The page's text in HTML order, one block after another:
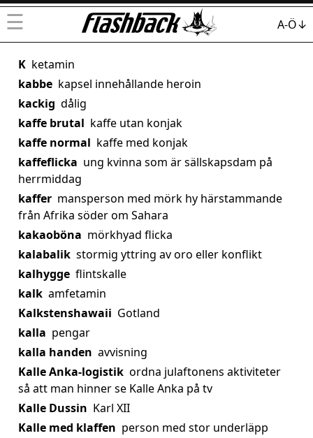
☰ A-Ö↓
K ketamin
kabbe kapsel innehållande heroin
kackig dålig
kaffe brutal kaffe utan konjak
kaffe normal kaffe med konjak
kaffeflicka ung kvinna som är sällskapsdam på
herrmiddag
kaffer mansperson med mörk hy härstammande
från Afrika söder om Sahara
kakaoböna mörkhyad flicka
kalabalik stormig yttring av oro eller konflikt
kalhygge flintskalle
kalk amfetamin
Kalkstenshawaii Gotland
kalla pengar
kalla handen avvisning
Kalle Anka-logistik ordna julaftonens aktiviteter
så att man hinner se Kalle Anka på tv
Kalle Dussin Karl XII
Kalle med klaffen person med stor underläpp